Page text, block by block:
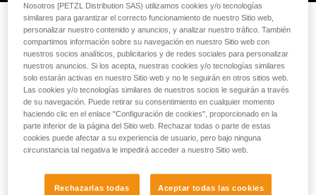
Facilitamos su trabajo
Para los rocódromos, los recorridos acrobáticos
en altura, las vías ferrata o el descenso de
barrancos, nuestro objetivo es facilitarle el
trabajo. Nuestra gama de productos obedece a
los requisitos y necesidades de su negocio.
Nosotros [PETZL Distribution SAS) utilizamos cookies y/o tecnologías
similares para garantizar el correcto funcionamiento de nuestro Sitio web,
personalizar nuestro contenido y anuncios, y analizar nuestro tráfico. También
compartimos información sobre su navegación en nuestro Sitio web con
nuestros socios analíticos, publicitarios y de redes sociales para personalizar
nuestros anuncios. Si los acepta, nuestras cookies y/o tecnologías similares
solo estarán activas en nuestro Sitio web y no le seguirán en otros sitios web.
Las cookies y/o tecnologías similares de nuestros socios le seguirán a través
de su navegación. Puede retirar su consentimiento en cualquier momento
haciendo clic en el enlace "Configuración de cookies", proporcionado en la
parte inferior de la página del Sitio web. Rechazar todas o parte de estas
cookies puede afectar a su experiencia de usuario, pero bajo ninguna
circunstancia tal negativa le impedirá acceder a nuestro Sitio web.
Rechazarlas todas Aceptar todas las cookies